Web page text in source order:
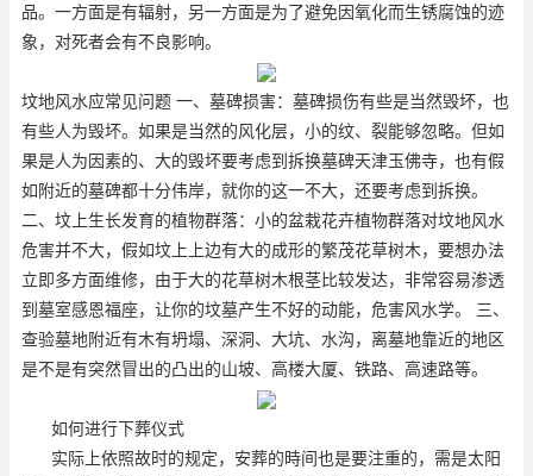
品。一方面是有辐射，另一方面是为了避免因氧化而生锈腐蚀的迹
象，对死者会有不良影响。
坟地风水应常见问题 一、墓碑损害：墓碑损伤有些是当然毁坏，也
有些人为毁坏。如果是当然的风化层，小的纹、裂能够忽略。但如
果是人为因素的、大的毁坏要考虑到拆换墓碑天津玉佛寺，也有假
如附近的墓碑都十分伟岸，就你的这一不大，还要考虑到拆换。
二、坟上生长发育的植物群落：小的盆栽花卉植物群落对坟地风水
危害并不大，假如坟上上边有大的成形的繁茂花草树木，要想办法
立即多方面维修，由于大的花草树木根茎比较发达，非常容易渗透
到墓室感恩福座，让你的坟墓产生不好的动能，危害风水学。 三、
查验墓地附近有木有坍塌、深洞、大坑、水沟，离墓地靠近的地区
是不是有突然冒出的凸出的山坡、高楼大厦、铁路、高速路等。
如何进行下葬仪式
实际上依照故时的规定，安葬的時间也是要注重的，需是太阳